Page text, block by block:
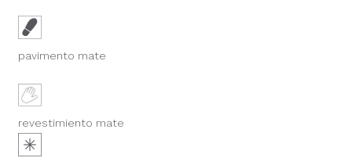
pavimento mate
revestimiento mate